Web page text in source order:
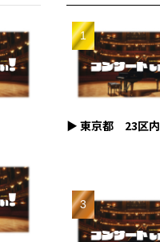
▶︎ 東京都 23区内